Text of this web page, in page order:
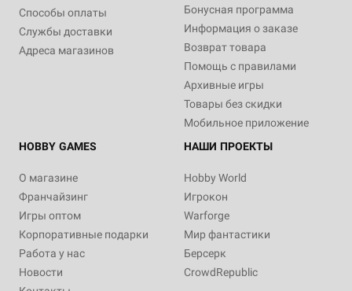
Способы оплаты
Службы доставки
Адреса магазинов
Бонусная программа
Информация о заказе
Возврат товара
Помощь с правилами
Архивные игры
Товары без скидки
Мобильное приложение
HOBBY GAMES
О магазине
Франчайзинг
Игры оптом
Корпоративные подарки
Работа у нас
Новости
НАШИ ПРОЕКТЫ
Hobby World
Игрокон
Warforge
Мир фантастики
Берсерк
CrowdRepublic